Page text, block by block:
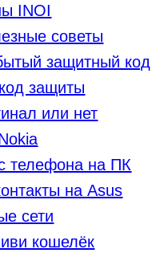
INOI
советы
защитный код
защиты
или нет
телефона на ПК
на Asus
сети
кошелёк